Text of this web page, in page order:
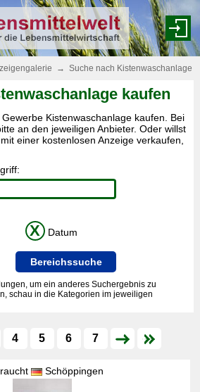
→ Suche nach Kistenwaschanlage
kaufen
Kistenwaschanlage kaufen. Bei
an den jeweiligen Anbieter. Oder willst
einer kostenlosen Anzeige verkaufen,
X Datum
Bereichssuche
um ein anderes Suchergebnis zu
schau in die Kategorien im jeweiligen
4 5 6 7
Schöppingen